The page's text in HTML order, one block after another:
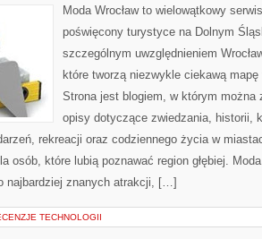
Moda Wrocław to wielowątkowy
poświęcony turystyce na Dolnym
szczególnym uwzględnieniem
które tworzą niezwykle ciekawą
Strona jest blogiem, w którym można
opisy dotyczące zwiedzania, historii,
rekreacji oraz codziennego życia w
osób, które lubią poznawać region głębiej. Moda
najbardziej znanych atrakcji, […]
TECHNOLOGII